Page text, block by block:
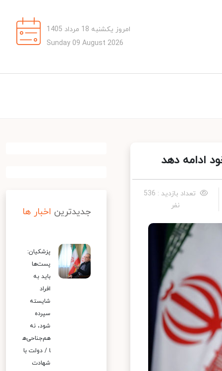
امروز یکشنبه 18 مرداد 1405
Sunday 09 August 2026
ادامه دهد
تعداد بازدید : 536
نفر
جدیدترین اخبار ها
پزشکیان:
پست‌ها
باید به
افراد
شایسته
سپرده
شود، نه
هم‌جناحی‌ه
ا / دولت با
شهادت